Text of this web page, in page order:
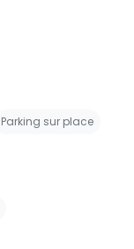
Parking sur place